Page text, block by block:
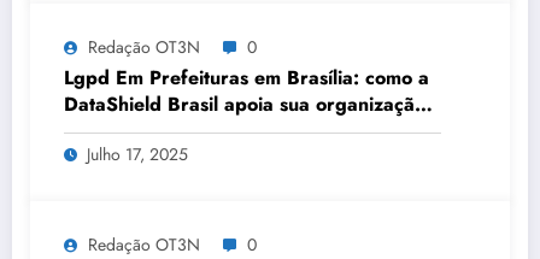
Redação OT3N 0
Lgpd Em Prefeituras em Brasília: como a
DataShield Brasil apoia sua organização |
Série DataShield 121
Julho 17, 2025
Redação OT3N 0